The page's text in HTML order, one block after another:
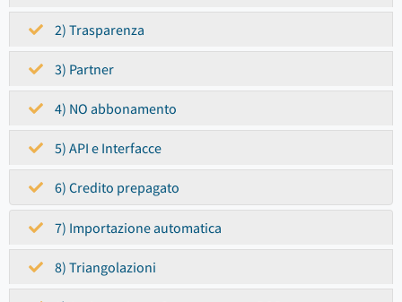
2) Trasparenza
3) Partner
4) NO abbonamento
5) API e Interfacce
6) Credito prepagato
7) Importazione automatica
8) Triangolazioni